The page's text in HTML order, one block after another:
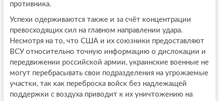
противника.
Успехи одерживаются также и за счёт концентрации
превосходящих сил на главном направлении удара.
Несмотря на то, что США и их союзники предоставляют
ВСУ относительно точную информацию о дислокации и
передвижении российской армии, украинские военные не
могут перебрасывать свои подразделения на угрожаемые
участки, так как переброска войск без надлежащей
поддержки с воздуха приводит к их уничтожению на